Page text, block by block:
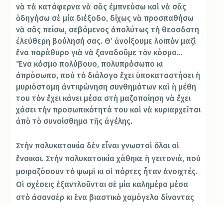
νὰ τὰ κατάφερνα νὰ σᾶς ἐμπνεύσω καὶ νὰ σᾶς
ὁδηγήσω σὲ μία διέξοδο, δίχως νὰ προσπαθήσω
νὰ σᾶς πείσω, σεβόμενος ἀπολύτως τὴ θεοσδοτη
ἐλεύθερη βούλησή σας. Θ’ ἀνοίξουμε λοιπὸν μαζὶ
ἕνα παράθυρο γιὰ νὰ ξαναδοῦμε τὸν κόσμο…
Ἕνα κόσμο πολύβουο, πολυπρόσωπο κι
ἀπρόσωπο, ποὺ τὸ διάλογο ἔχει ὑποκαταστήσει ἡ
μυριόστομη ἀντιφώνηση συνθημάτων καὶ ἡ μέθη
του τὸν ἔχει κάνει μέσα στὴ μαζοποίηση νὰ ἔχει
χάσει τὴν προσωπικότητά του καὶ νὰ κυριαρχεῖται
ἀπὸ τὸ συναίσθημα τῆς ἀγέλης.
Στὴν πολυκατοικία δὲν εἶναι γνωστοὶ ὅλοι οἱ
ἔνοικοι. Στὴν πολυκατοικία χάθηκε ἡ γειτονιά, ποὺ
μοιραζόσουν τὸ ψωμὶ κι οἱ πόρτες ἦταν ἀνοιχτές.
Οἱ σχέσεις ἐξαντλοῦνται σὲ μία καλημέρα μέσα
στὸ ἀσανσὲρ κι ἕνα βιαστικὸ χαμόγελο δίνοντας